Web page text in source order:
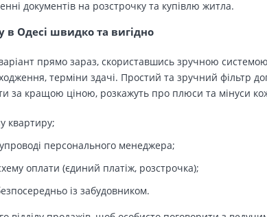
документів на розстрочку та купівлю житла.
в Одесі швидко та вигідно
прямо зараз, скориставшись зручною
терміни здачі. Простий та зручний фільтр
за кращою ціною, розкажуть про плюси та мінуси
квартиру;
персонального менеджера;
оплати (єдиний платіж, розстрочка);
із забудовником.